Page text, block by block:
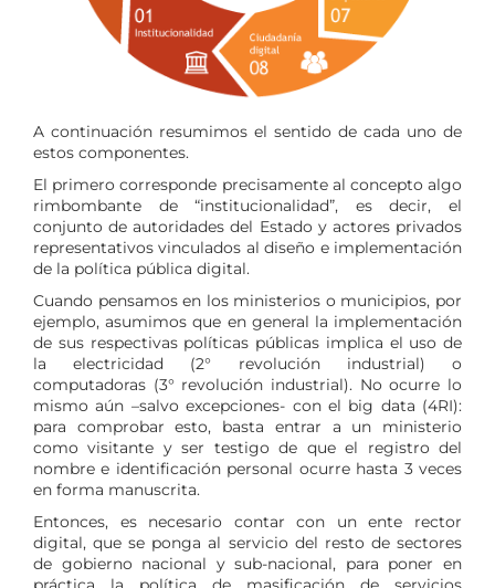
A continuación resumimos el sentido de cada uno de
estos componentes.
El primero corresponde precisamente al concepto algo
rimbombante de “institucionalidad”, es decir, el
conjunto de autoridades del Estado y actores privados
representativos vinculados al diseño e implementación
de la política pública digital.
Cuando pensamos en los ministerios o municipios, por
ejemplo, asumimos que en general la implementación
de sus respectivas políticas públicas implica el uso de
la electricidad (2° revolución industrial) o
computadoras (3° revolución industrial). No ocurre lo
mismo aún –salvo excepciones- con el big data (4RI):
para comprobar esto, basta entrar a un ministerio
como visitante y ser testigo de que el registro del
nombre e identificación personal ocurre hasta 3 veces
en forma manuscrita.
Entonces, es necesario contar con un ente rector
digital, que se ponga al servicio del resto de sectores
de gobierno nacional y sub-nacional, para poner en